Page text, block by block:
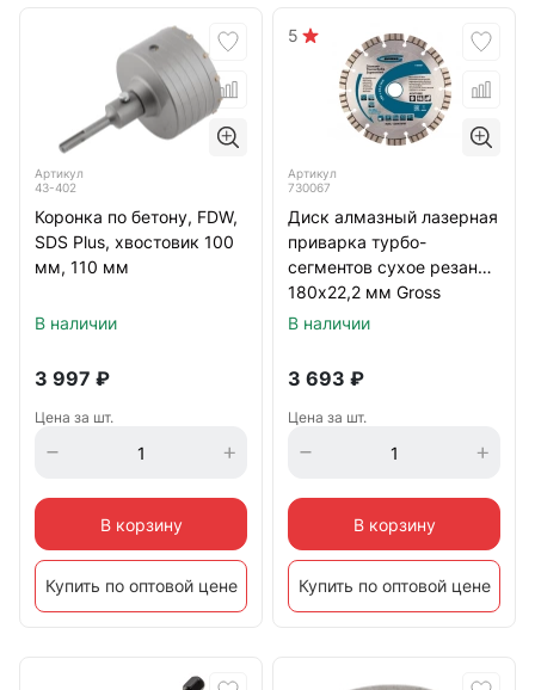
Артикул
43-402
Коронка по бетону, FDW,
SDS Plus, хвостовик 100
мм, 110 мм
В наличии
3 997 ₽
Цена за шт.
В корзину
Купить по оптовой цене
5
Артикул
730067
Диск алмазный лазерная
приварка турбо-
сегментов сухое резание
180х22,2 мм Gross
В наличии
3 693 ₽
Цена за шт.
В корзину
Купить по оптовой цене